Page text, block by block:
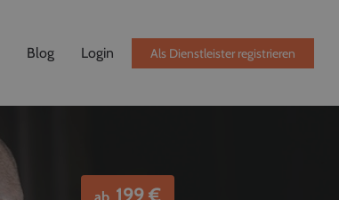
Blog Login Als Dienstleister registrieren
199€